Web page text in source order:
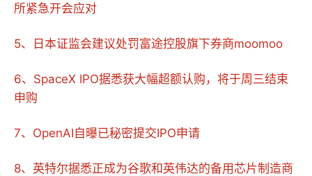
所紧急开会应对
5、日本证监会建议处罚富途控股旗下券商moomoo
6、SpaceX IPO据悉获大幅超额认购，将于周三结束
申购
7、OpenAI自曝已秘密提交IPO申请
8、英特尔据悉正成为谷歌和英伟达的备用芯片制造商